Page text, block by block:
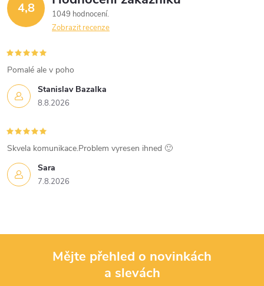
4,8
1049 hodnocení
Zobrazit recenze
Stanislav Bazalka
8.8.2026
Pomalé ale v poho
Sara
7.8.2026
Skvela komunikace.Problem vyresen ihned 🙂
Mějte přehled o novinkách
a slevách